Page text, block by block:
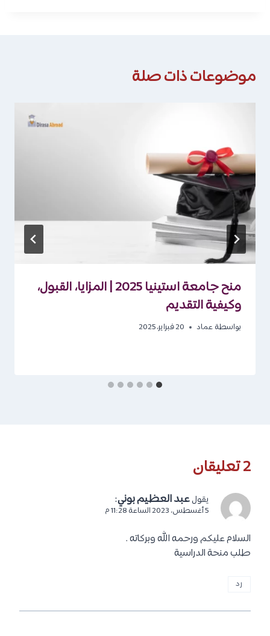
موضوعات ذات صلة
منح جامعة استينيا 2025 | المزايا، القبول،
وكيفية التقديم
بواسطة عماد 20 فبراير، 2025
2 تعليقان
يقول عبد العظيم بوني:
5 أغسطس، 2023 الساعة 11:28 م
السلام عليكم ورحمه الله وبركاته .
طلب منحة الدراسية
رد